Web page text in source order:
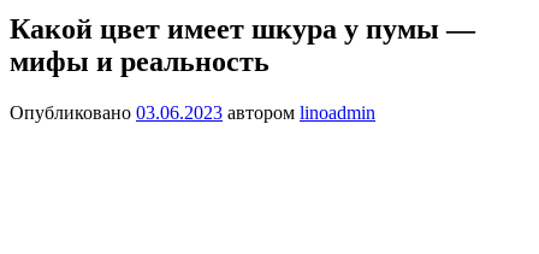
Какой цвет имеет шкура у пумы —
мифы и реальность
Опубликовано 03.06.2023 автором linoadmin